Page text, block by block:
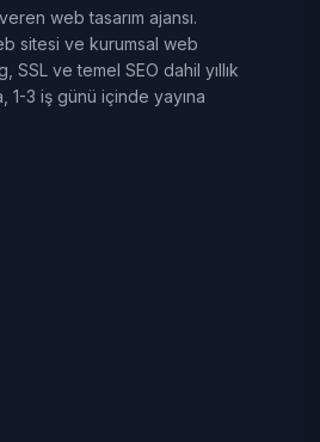
web tasarım ajansı.
sitesi ve kurumsal web
SSL ve temel SEO dahil yıllık
1-3 iş günü içinde yayına